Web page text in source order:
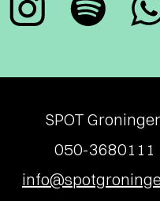
SPOT
050-3680111